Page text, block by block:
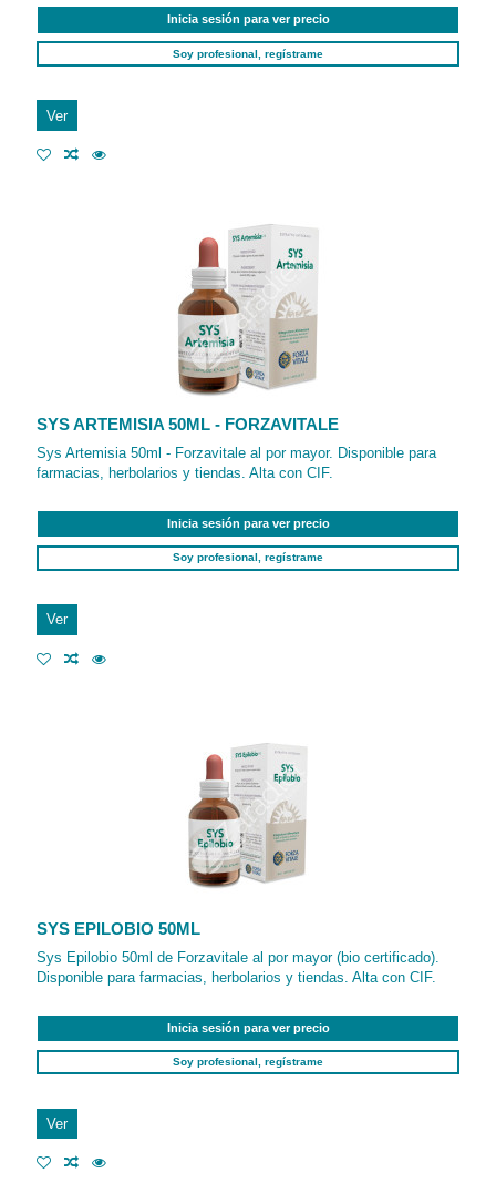
Inicia sesión para ver precio
Soy profesional, regístrame
Ver
SYS ARTEMISIA 50ML - FORZAVITALE
Sys Artemisia 50ml - Forzavitale al por mayor. Disponible para
farmacias, herbolarios y tiendas. Alta con CIF.
Inicia sesión para ver precio
Soy profesional, regístrame
Ver
SYS EPILOBIO 50ML
Sys Epilobio 50ml de Forzavitale al por mayor (bio certificado).
Disponible para farmacias, herbolarios y tiendas. Alta con CIF.
Inicia sesión para ver precio
Soy profesional, regístrame
Ver